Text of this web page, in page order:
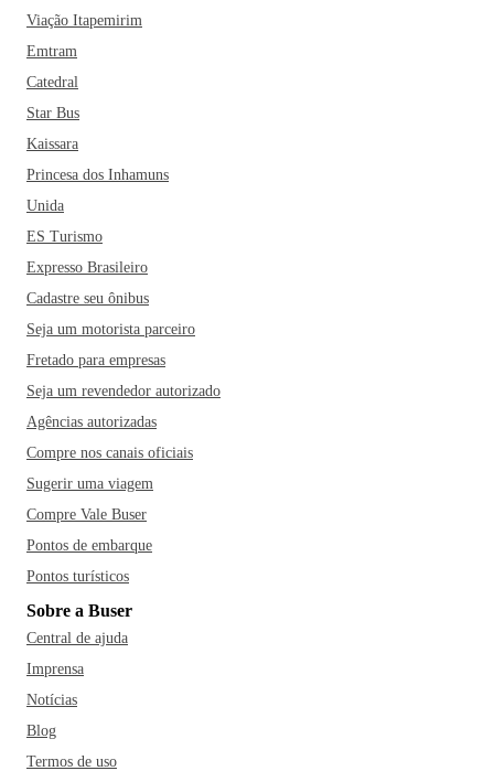
Viação Itapemirim
Emtram
Catedral
Star Bus
Kaissara
Princesa dos Inhamuns
Unida
ES Turismo
Expresso Brasileiro
Cadastre seu ônibus
Seja um motorista parceiro
Fretado para empresas
Seja um revendedor autorizado
Agências autorizadas
Compre nos canais oficiais
Sugerir uma viagem
Compre Vale Buser
Pontos de embarque
Pontos turísticos
Sobre a Buser
Central de ajuda
Imprensa
Notícias
Blog
Termos de uso